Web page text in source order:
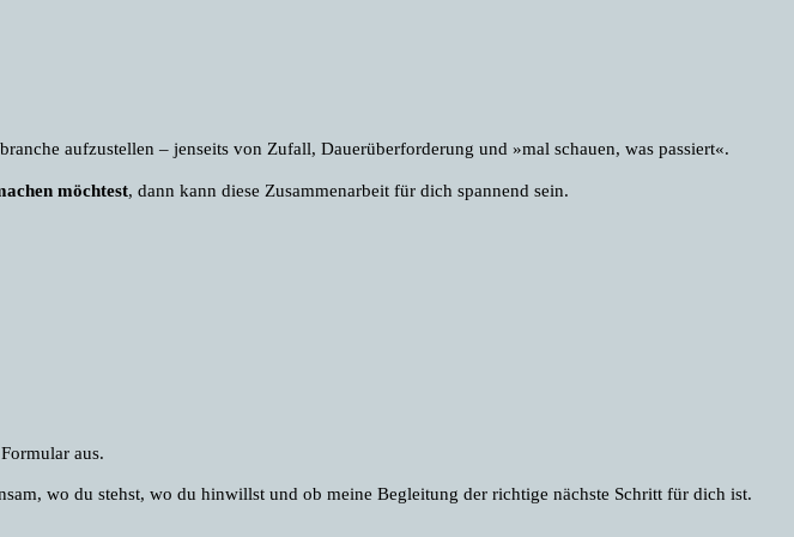
aufzustellen – jenseits von Zufall, Dauerüberforderung und »mal schauen, was passiert«.
möchtest, dann kann diese Zusammenarbeit für dich spannend sein.
aus.
wo du stehst, wo du hinwillst und ob meine Begleitung der richtige nächste Schritt für dich ist.